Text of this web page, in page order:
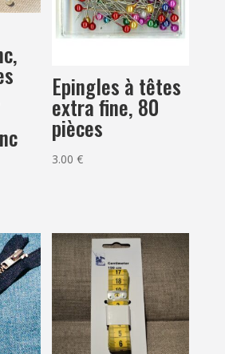
Epingles à têtes
extra fine, 80
pièces
3.00€